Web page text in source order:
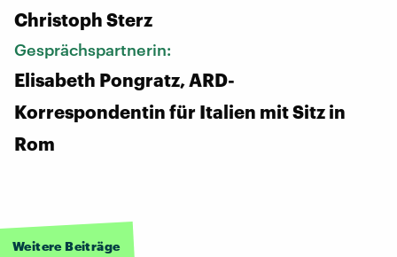
Christoph Sterz
Gesprächspartnerin:
Elisabeth Pongratz, ARD-
Korrespondentin für Italien mit Sitz in
Rom
Weitere Beiträge